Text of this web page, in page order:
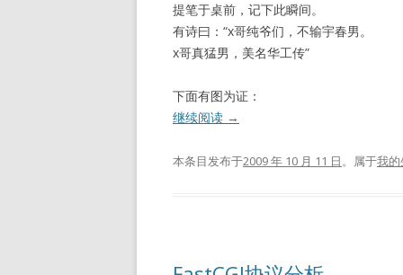
提笔于桌前，记下此瞬间。
有诗曰：“x哥纯爷们，不输宇春男。
x哥真猛男，美名华工传”
下面有图为证：
继续阅读 →
本条目发布于2009 年 10 月 11 日。属于我